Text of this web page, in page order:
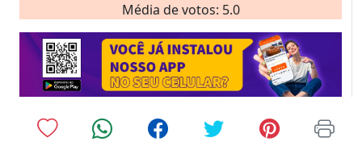
Média de votos: 5.0